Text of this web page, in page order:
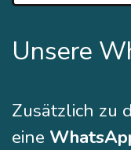
Unsere
Zusätzlich zu
eine